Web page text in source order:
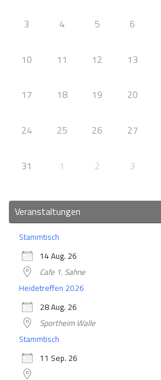
3 4 5 6
10 11 12 13
17 18 19 20
24 25 26 27
31 1 2 3
Veranstaltungen
Stammtisch
14 Aug. 26
Cafe 1. Sahne
Heidetreffen 2026
28 Aug. 26
Sportheim Walle
Stammtisch
11 Sep. 26